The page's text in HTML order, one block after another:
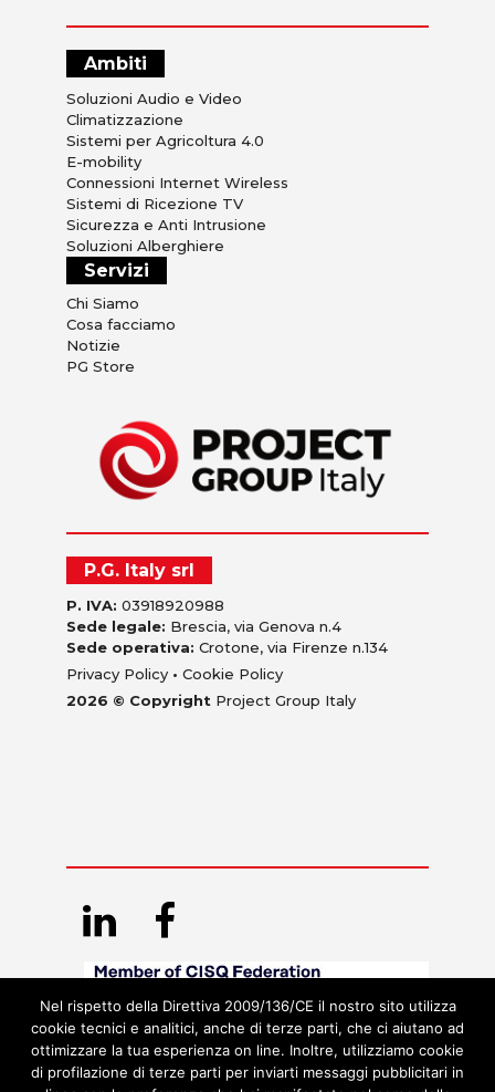
Ambiti
Soluzioni Audio e Video
Climatizzazione
Sistemi per Agricoltura 4.0
E-mobility
Connessioni Internet Wireless
Sistemi di Ricezione TV
Sicurezza e Anti Intrusione
Soluzioni Alberghiere
Servizi
Chi Siamo
Cosa facciamo
Notizie
PG Store
P.G. Italy srl
P. IVA: 03918920988
Sede legale: Brescia, via Genova n.4
Sede operativa: Crotone, via Firenze n.134
Privacy Policy • Cookie Policy
2026 © Copyright Project Group Italy
Nel rispetto della Direttiva 2009/136/CE il nostro sito utilizza
cookie tecnici e analitici, anche di terze parti, che ci aiutano ad
ottimizzare la tua esperienza on line. Inoltre, utilizziamo cookie
di profilazione di terze parti per inviarti messaggi pubblicitari in